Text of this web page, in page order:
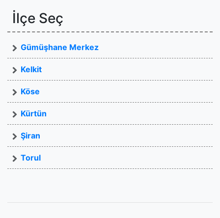
İlçe Seç
Gümüşhane Merkez
Kelkit
Köse
Kürtün
Şiran
Torul